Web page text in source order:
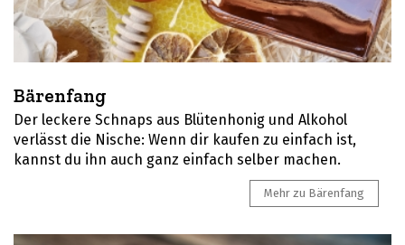
Bärenfang
Der leckere Schnaps aus Blütenhonig und Alkohol
verlässt die Nische: Wenn dir kaufen zu einfach ist,
kannst du ihn auch ganz einfach selber machen.
Mehr zu Bärenfang